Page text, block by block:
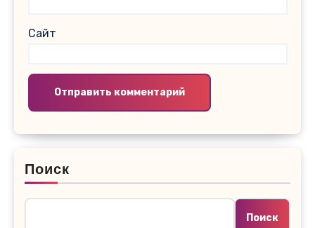
Сайт
Поиск
Поиск